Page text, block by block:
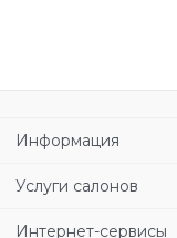
Информация
Услуги салонов
Интернет-сервисы